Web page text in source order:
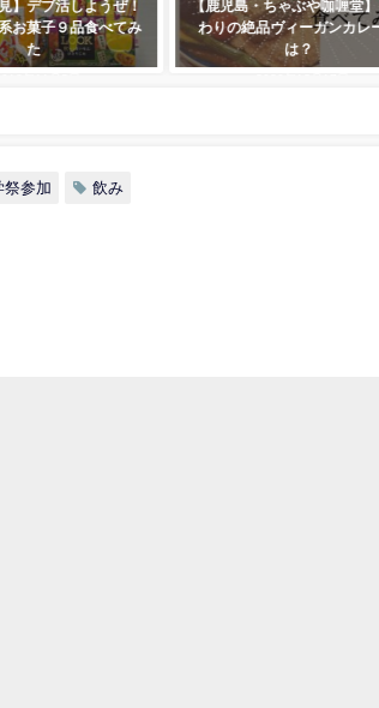
クーポン
紹介
【芋好き必見】デブ活しようぜ！
市販のお芋系お菓子９品食べてみ
た
祭参加 飲み